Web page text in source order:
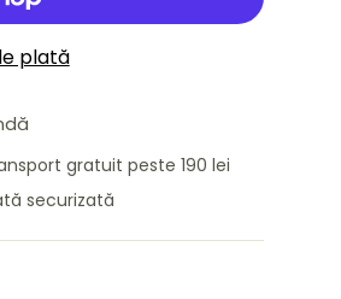
plată
gratuit peste 190 lei
securizată